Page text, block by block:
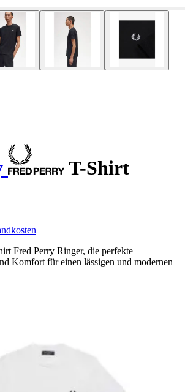
T-Shirt
Fred Perry Ringer, die perfekte
Komfort für einen lässigen und modernen